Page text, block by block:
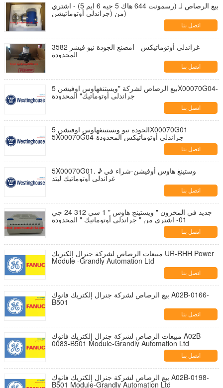
بيع الرصاص لـ (رسمونت 644 هاك 5 جيه 6 ايم 5) - اشتري
من (جراندلي أوتوماتيشن)
اتصل بنا
مصنع الجودة نيو فيشر 3582I - غراندلي أوتوماتيكس
المحدودة
اتصل بنا
بيع الرصاص لشركة "ويستنغهاوس اوفيشن 5X00070G04-
جراندلي أوتوماتيك" المحدودة
اتصل بنا
الجودة نيو ويستينغهاوس اوفيشن 5X00070G01
5X00070G04-جراندلي أوتوماتيكس المحدودة
اتصل بنا
5X00070G01. ♪ وستينغ هاوس أوفيشن-شراء في
غراندلي أوتوماتيك ليتد
اتصل بنا
جديد في المخزون " ويستينج هاوس " 1 سي 312 24 جي
01- اشتري من " جراندلي أوتوماتيك " المحدودة
اتصل بنا
مبيعات الرصاص لشركة جنرال إلكتريك UR-RHH Power
Module -Grandly Automation Ltd
اتصل بنا
بيع الرصاص لشركة جنرال إلكتريك فانوك A02B-0166-
B501
اتصل بنا
مبيعات الرصاص لشركة جنرال إلكتريك فانوك A02B-
0083-B501 Module-Grandly Automation Ltd
اتصل بنا
بيع الرصاص لشركة جنرال إلكتريك فانوك A02B-0198-
B501 Module-Grandly Automation Ltd